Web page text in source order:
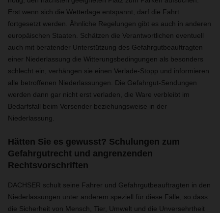
Erst wenn sich die Wetterlage entspannt, darf die Fahrt
fortgesetzt werden. Ähnliche Regelungen gibt es auch in anderen
europäischen Staaten. Schätzen die Verantwortlichen eventuell
auch mit beratender Unterstützung des Gefahrgutbeauftragten
einer Niederlassung die Witterungsbedingungen als besonders
schlecht ein, verhängen sie einen Verlade-Stopp und informieren
alle betroffenen Niederlassungen. Die Gefahrgut-Sendungen
werden dann gar nicht erst verladen, die Ware verbleibt im
Bedarfsfall beim Versender beziehungsweise in der
Niederlassung.
Hätten Sie es gewusst? Schulungen zum
Gefahrgutrecht und angrenzenden
Rechtsvorschriften
DACHSER schult seine Fahrer und Gefahrgutbeauftragten in den
Niederlassungen unter anderem speziell für diese Fälle, so dass
die Sicherheit von Mensch, Tier, Umwelt und die Unversehrtheit